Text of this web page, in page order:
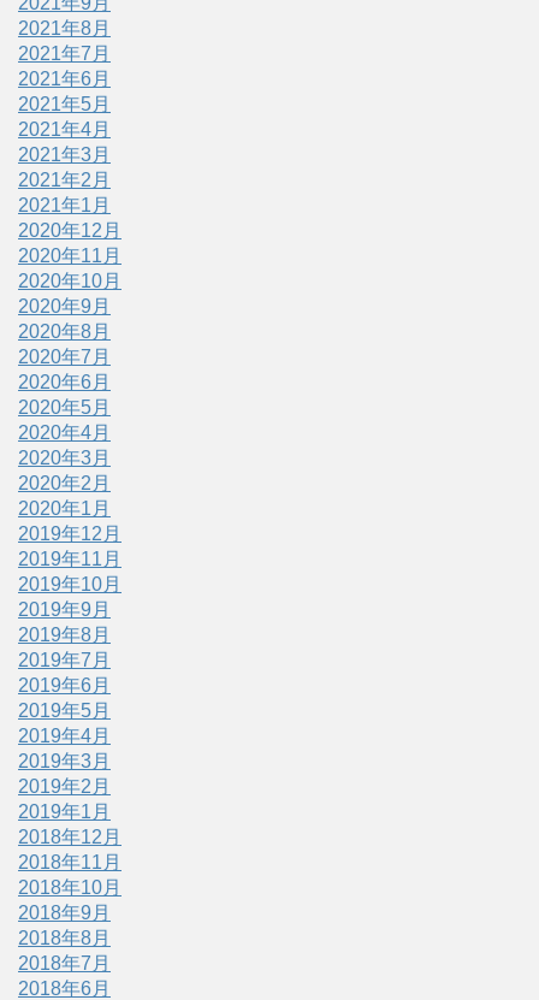
2021年8月
2021年7月
2021年6月
2021年5月
2021年4月
2021年3月
2021年2月
2021年1月
2020年12月
2020年11月
2020年10月
2020年9月
2020年8月
2020年7月
2020年6月
2020年5月
2020年4月
2020年3月
2020年2月
2020年1月
2019年12月
2019年11月
2019年10月
2019年9月
2019年8月
2019年7月
2019年6月
2019年5月
2019年4月
2019年3月
2019年2月
2019年1月
2018年12月
2018年11月
2018年10月
2018年9月
2018年8月
2018年7月
2018年6月